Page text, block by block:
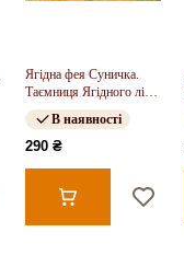
Ягідна фея Суничка.
Таємниця Ягідного лісу
(у)
В наявності
290 ₴